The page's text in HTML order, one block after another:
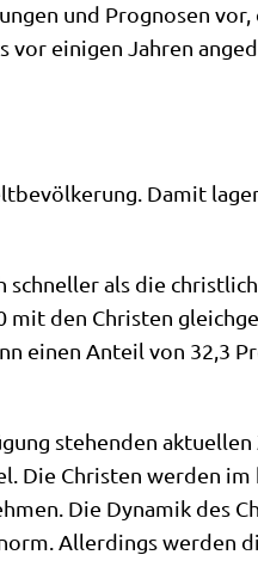
und Pro­gno­sen vor,
vor eini­gen Jah­ren
Damit
als die
mit den Chri­sten
einen Anteil von 32,3
ste­hen­den aktu­el­len
Die Chri­sten wer­den
Die Dyna­mik des
Aller­dings wer­den